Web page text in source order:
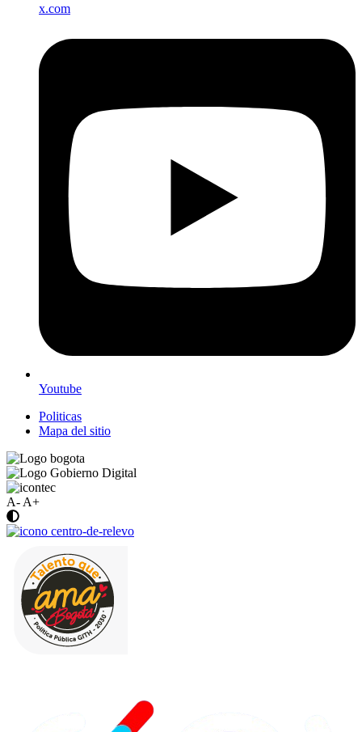
x.com
Youtube
Politicas
Mapa del sitio
A- A+